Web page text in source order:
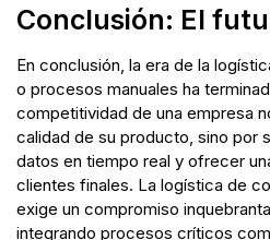
Conclusión: El
En conclusión, la era de la
o procesos manuales ha
competitividad de una empresa
calidad de su producto, sino por
datos en tiempo real y ofrecer
clientes finales. La logística de
exige un compromiso
integrando procesos críticos